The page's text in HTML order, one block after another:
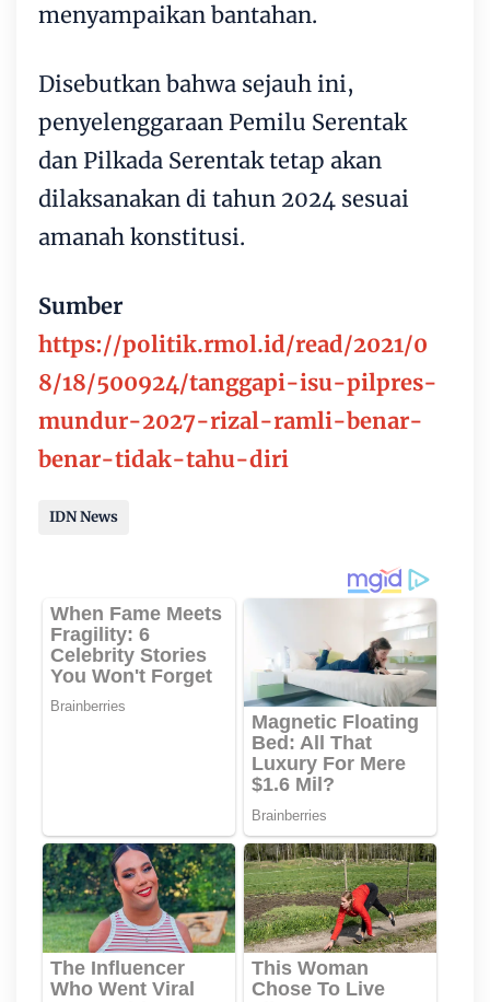
menyampaikan bantahan.
Disebutkan bahwa sejauh ini,
penyelenggaraan Pemilu Serentak
dan Pilkada Serentak tetap akan
dilaksanakan di tahun 2024 sesuai
amanah konstitusi.
Sumber
https://politik.rmol.id/read/2021/0
8/18/500924/tanggapi-isu-pilpres-
mundur-2027-rizal-ramli-benar-
benar-tidak-tahu-diri
IDN News